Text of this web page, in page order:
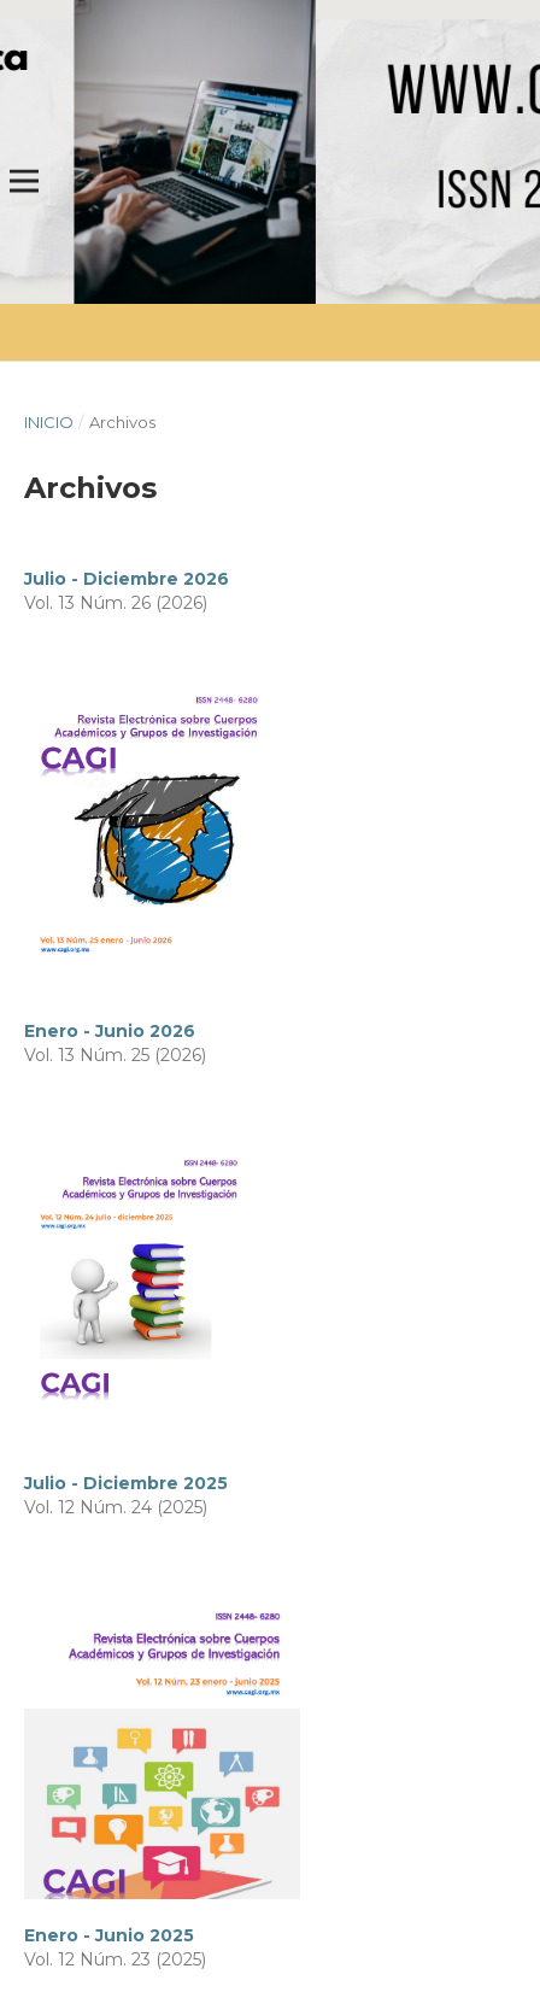
INICIO / Archivos
Archivos
Julio - Diciembre 2026
Vol. 13 Núm. 26 (2026)
Enero - Junio 2026
Vol. 13 Núm. 25 (2026)
Julio - Diciembre 2025
Vol. 12 Núm. 24 (2025)
Enero - Junio 2025
Vol. 12 Núm. 23 (2025)